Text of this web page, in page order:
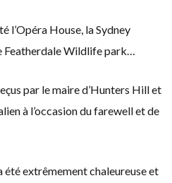
l’Opéra House, la Sydney
Featherdale Wildlife park…
par le maire d’Hunters Hill et
à l’occasion du farewell et de
été extrêmement chaleureuse et